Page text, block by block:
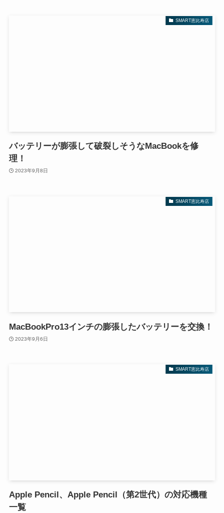
SMART恵比寿店
バッテリーが膨張して破裂しそうなMacBookを修
理！
2023年9月8日
SMART恵比寿店
MacBookPro13インチの膨張したバッテリーを交換！
2023年9月6日
SMART恵比寿店
Apple Pencil、Apple Pencil（第2世代）の対応機種
一覧